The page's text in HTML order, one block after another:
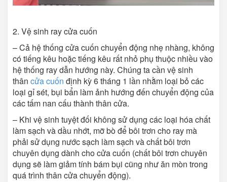
2. Vệ sinh ray cửa cuốn
– Cả hệ thống cửa cuốn chuyển động nhẹ nhàng, không
có tiếng kêu hoặc tiếng kêu rất nhỏ phụ thuộc nhiều vào
hệ thống ray dẫn hướng này. Chúng ta cần vệ sinh
thân cửa cuốn định kỳ 6 tháng 1 lần nhằm loại bỏ các
loại gỉ sét, bụi bẩn làm ảnh hướng đến chuyển động của
các tấm nan cấu thành thân cửa.
– Khi vệ sinh tuyệt đối không sử dụng các loại hóa chất
làm sạch và dầu nhớt, mỡ bò để bôi trơn cho ray mà
phải sử dụng nước sạch làm sạch và chất bôi trơn
chuyên dụng dành cho cửa cuốn (chất bôi trơn chuyên
dụng sẽ làm giảm tính bám bụi cũng như ăn mòn trong
quá trình thân cửa chuyển động).